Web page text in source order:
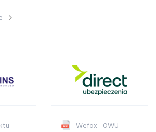
-
Wefox - OWU